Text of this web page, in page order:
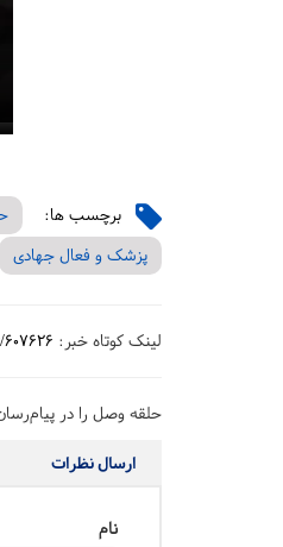
برچسب ها:
پزشک و فعال جهادی
لینک کوتاه خبر:
حلقه وصل را در
ارسال نظرات
نام